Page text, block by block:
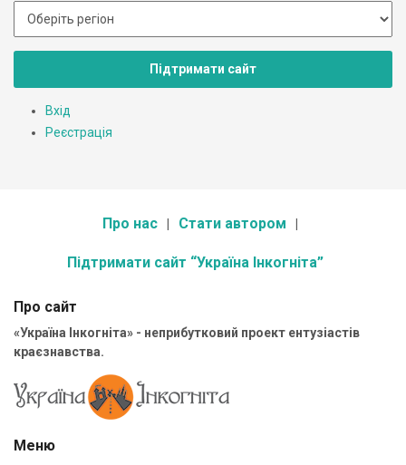
Підтримати сайт
Вхід
Реєстрація
Про нас Стати автором
Підтримати сайт “Україна Інкогніта”
Про сайт
«Україна Інкогніта» - неприбутковий проект ентузіастів
краєзнавства.
Меню